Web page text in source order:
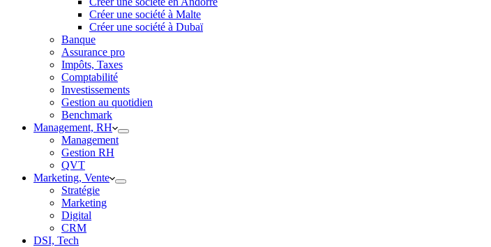
Créer une société à Malte
Créer une société à Dubaï
Banque
Assurance pro
Impôts, Taxes
Comptabilité
Investissements
Gestion au quotidien
Benchmark
Management, RH
Management
Gestion RH
QVT
Marketing, Vente
Stratégie
Marketing
Digital
CRM
DSI, Tech